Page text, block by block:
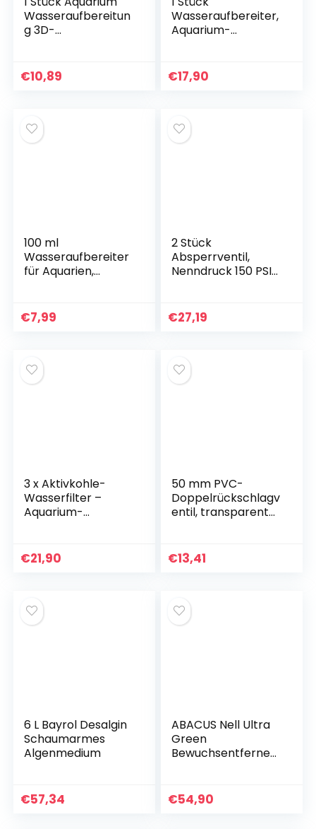
Wasseraufbereitun
g 3D-
€10,89
Wasseraufbereiter,
Aquarium-
Wasserfilter, reinigt
für Salzwasser und
€17,90
100 ml
Wasseraufbereiter
für Aquarien,
und natürliches
Aquariumwasser,
Leitungswasser in
Süßwasseraquarien
€7,99
2 Stück
Absperrventil,
Nenndruck 150 PSI
PVC-Kugelventil,
verwendet für
Wasseraufbereitun
g und Schwimmbad
€27,19
3 x Aktivkohle-
Wasserfilter –
Aquarium-
Filtrations- und
Absorptionsfilter
€21,90
50 mm PVC-
Doppelrückschlagv
entil, transparente
Wasseraufbereitun
Rückflussverhinder
ung
€13,41
6 L Bayrol Desalgin
Schaumarmes
Algenmedium
€57,34
ABACUS Nell Ultra
Green
Bewuchsentferner
stark! Entfernt
Grünbelag und
€54,90